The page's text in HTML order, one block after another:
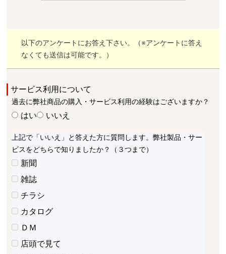
以下のアンケートにお答え下さい。（※アンケートに答え
なくても送信は可能です。）
サービス利用について
過去に弊社商品の購入・サービス利用の経験はございますか？
はい いいえ
上記で「いいえ」と答えた方に質問します。弊社製品・サー
ビスをどちらで知りましたか？（３つまで）
新聞
雑誌
チラシ
カタログ
ＤＭ
店頭で見て